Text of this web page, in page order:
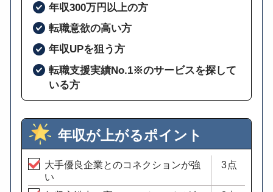
年収300万円以上の方
転職意欲の高い方
年収UPを狙う方
転職支援実績No.1※のサービスを探して
いる方
年収が上がるポイント
大手優良企業とのコネクションが強
い
3点